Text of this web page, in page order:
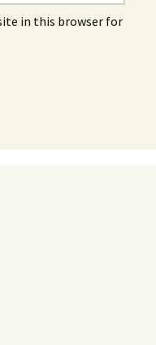
in this browser for